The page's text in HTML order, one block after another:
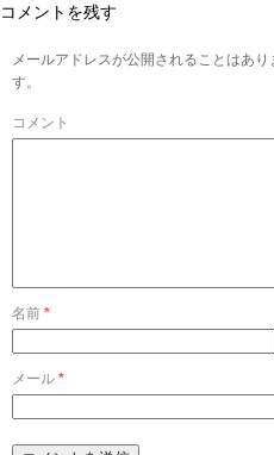
コメントを残す
メールアドレスが公開されることはあ
す。
コメント
名前 *
メール *